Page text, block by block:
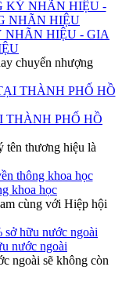
HIỆU - GIA
chuyển nhượng
PHỐ HỒ
tên thương hiệu là
khoa học
cùng với Hiệp hội
nước ngoài
ngoài sẽ không còn